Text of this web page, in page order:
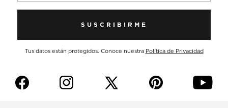
SUSCRIBIRME
Tus datos están protegidos. Conoce nuestra Política de Privacidad
f i p y